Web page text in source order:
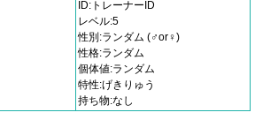
ID:トレーナーID
レベル:5
性別:ランダム (♂or♀)
性格:ランダム
個体値:ランダム
特性:げきりゅう
持ち物:なし